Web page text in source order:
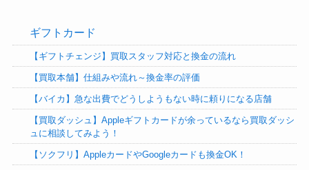
ギフトカード
【ギフトチェンジ】買取スタッフ対応と換金の流れ
【買取本舗】仕組みや流れ～換金率の評価
【バイカ】急な出費でどうしようもない時に頼りになる店舗
【買取ダッシュ】Appleギフトカードが余っているなら買取ダッシ
ュに相談してみよう！
【ソクフリ】AppleカードやGoogleカードも換金OK！